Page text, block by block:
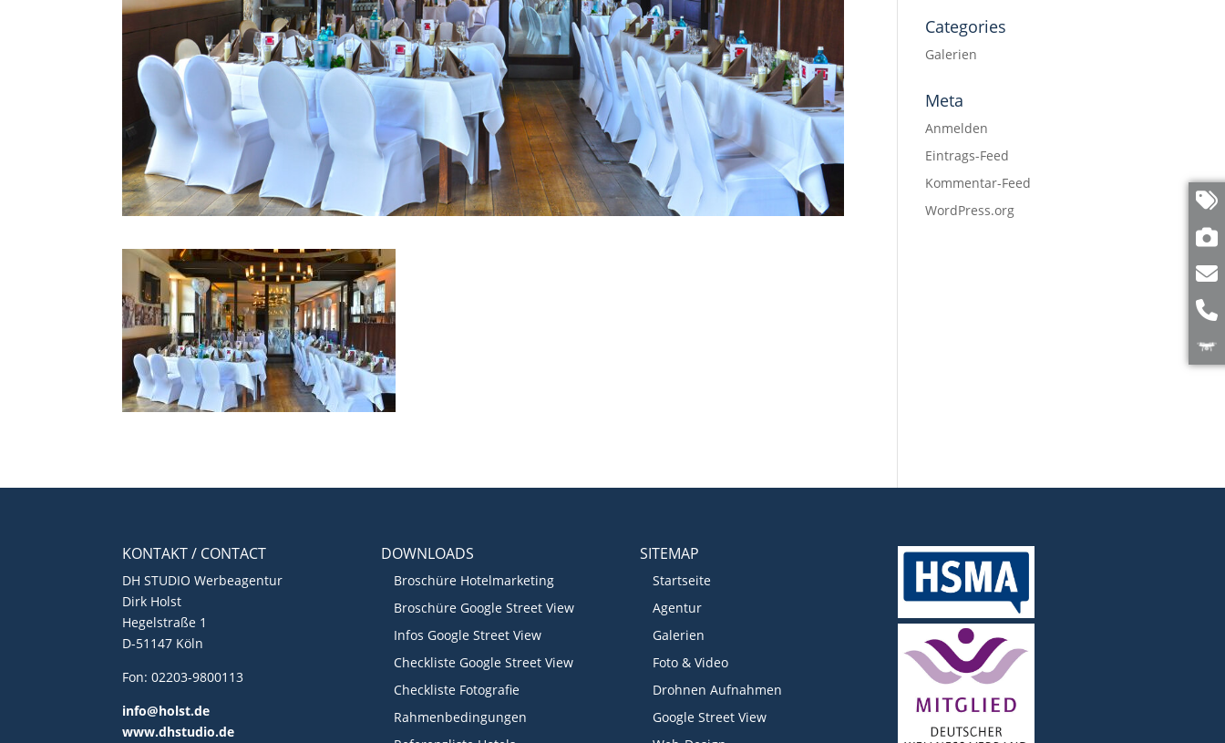
Categories
Galerien
Meta
Anmelden
Eintrags-Feed
Kommentar-Feed
WordPress.org
KONTAKT / CONTACT
DH STUDIO Werbeagentur
Dirk Holst
Hegelstraße 1
D-51147 Köln
Fon: 02203-9800113
info@holst.de
www.dhstudio.de
DOWNLOADS
Broschüre Hotelmarketing
Broschüre Google Street View
Infos Google Street View
Checkliste Google Street View
Checkliste Fotografie
Rahmenbedingungen
SITEMAP
Startseite
Agentur
Galerien
Foto & Video
Drohnen Aufnahmen
Google Street View